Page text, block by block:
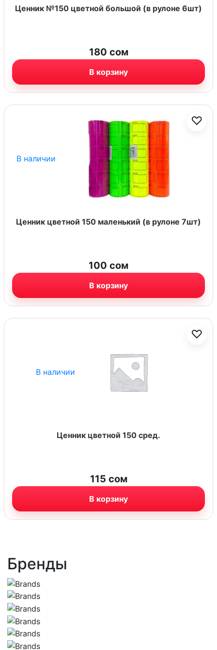
Ценник №150 цветной большой (в рулоне 6шт)
180 сом
В корзину
В наличии
♡
Ценник цветной 150 маленький (в рулоне 7шт)
100 сом
В корзину
В наличии
♡
Ценник цветной 150 сред.
115 сом
В корзину
Бренды